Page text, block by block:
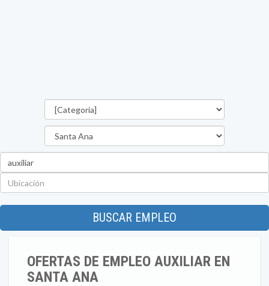
BUSCAR EMPLEO
OFERTAS DE EMPLEO AUXILIAR EN
SANTA ANA